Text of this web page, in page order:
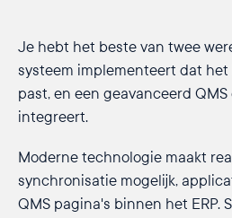
Je hebt het beste van twee
systeem implementeert dat
past, en een geavanceerd
integreert.
Moderne technologie maakt
synchronisatie mogelijk,
QMS pagina's binnen het ERP.